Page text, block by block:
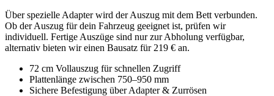
Über spezielle Adapter wird der Auszug mit dem Bett verbunden.
Ob der Auszug für dein Fahrzeug geeignet ist, prüfen wir
individuell. Fertige Auszüge sind nur zur Abholung verfügbar,
alternativ bieten wir einen Bausatz für 219 € an.
72 cm Vollauszug für schnellen Zugriff
Plattenlänge zwischen 750–950 mm
Sichere Befestigung über Adapter & Zurrösen